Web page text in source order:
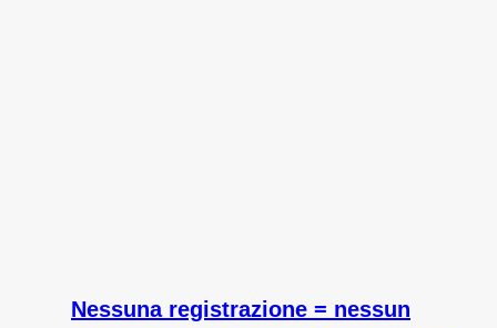
Nessuna registrazione = nessun